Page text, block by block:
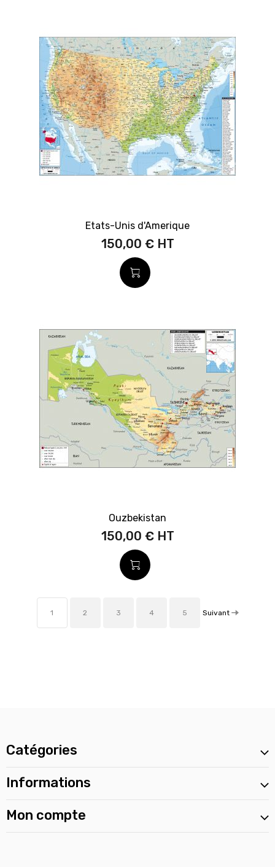
Etats-Unis d'Amerique
150,00 €
Ouzbekistan
150,00 €
1 2 3 4 5 Suivant
Catégories
Informations
Mon compte